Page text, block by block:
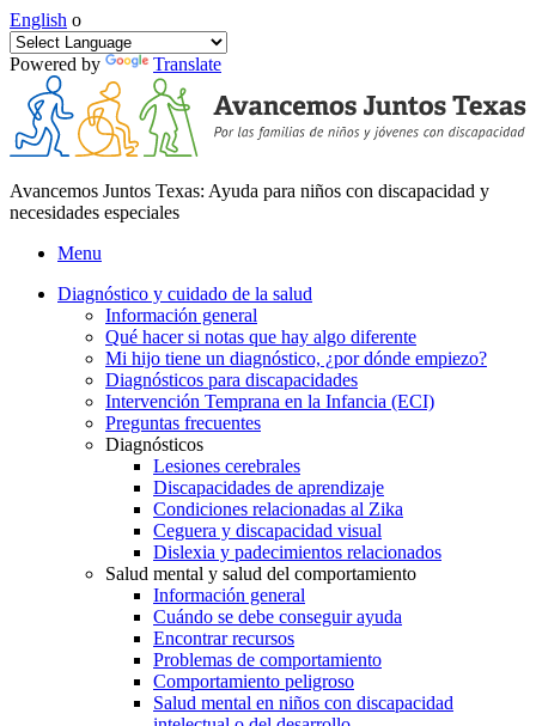
English o
Powered by Translate
Avancemos Juntos Texas: Ayuda para niños con discapacidad y
necesidades especiales
Menu
Diagnóstico y cuidado de la salud
Información general
Qué hacer si notas que hay algo diferente
Mi hijo tiene un diagnóstico, ¿por dónde empiezo?
Diagnósticos para discapacidades
Intervención Temprana en la Infancia (ECI)
Preguntas frecuentes
Diagnósticos
Lesiones cerebrales
Discapacidades de aprendizaje
Condiciones relacionadas al Zika
Ceguera y discapacidad visual
Dislexia y padecimientos relacionados
Salud mental y salud del comportamiento
Información general
Cuándo se debe conseguir ayuda
Encontrar recursos
Problemas de comportamiento
Comportamiento peligroso
Salud mental en niños con discapacidad